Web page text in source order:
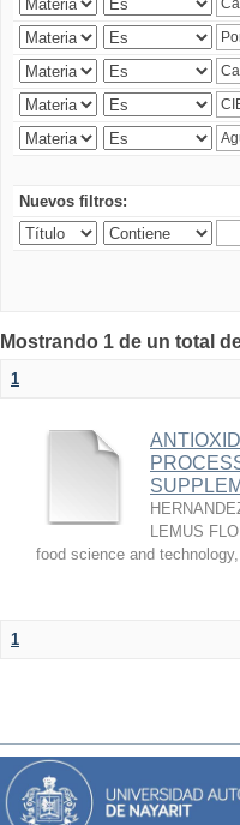
Nuevos filtros:
Mostrando 1 de un total
1
LEMUS
food science and technology,
1